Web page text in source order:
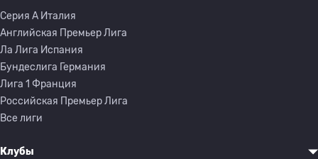
Серия A Италия
Английская Премьер Лига
Ла Лига Испания
Бундеслига Германия
Лига 1 Франция
Российская Премьер Лига
Все лиги
Клубы